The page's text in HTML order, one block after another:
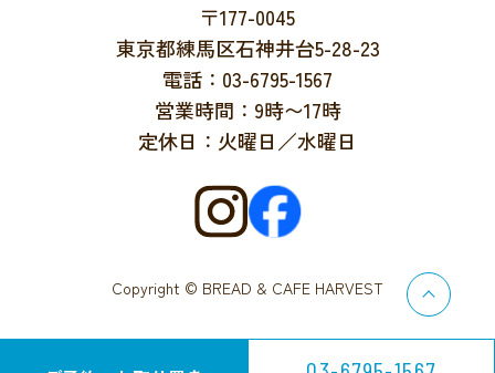
〒177-0045
東京都練馬区石神井台5-28-23
電話：03-6795-1567
営業時間：9時〜17時
定休日：火曜日／水曜日
Copyright © BREAD & CAFE HARVEST